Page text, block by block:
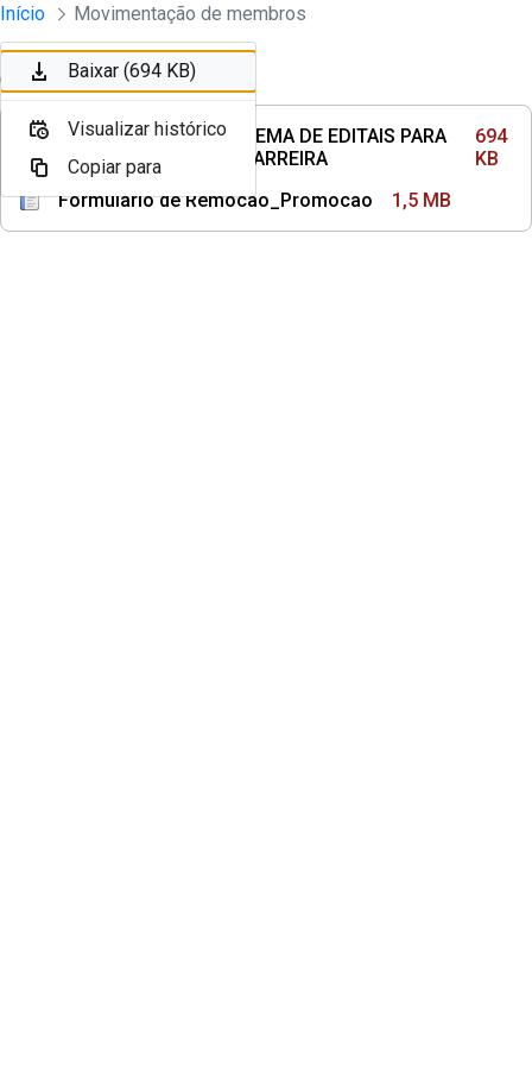
Pular para o Conteúdo principal
Instrumento jurídico - Documentos
Início Movimentação de membros
Ordenar Filtro
PASSO A PASSO - SISTEMA DE EDITAIS PARA
MOVIMENTAÇÃO NA CARREIRA
694
KB
Formulario de Remocao_Promocao
1,5 MB
Baixar (694 KB)
Visualizar histórico
Copiar para